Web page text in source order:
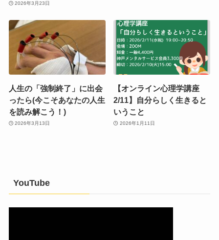
2026年3月23日
人生の「強制終了」に出会
ったら(今こそあなたの人生
を読み解こう！)
2026年3月13日
【オンライン心理学講座
2/11】自分らしく生きると
いうこと
2026年1月11日
YouTube